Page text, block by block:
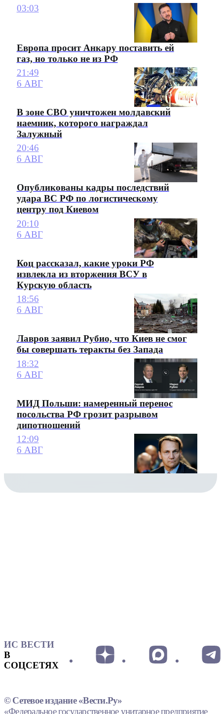
03:03
Европа просит Анкару поставить ей
газ, но только не из РФ
21:49
6 АВГ
В зоне СВО уничтожен молдавский
наемник, которого награждал
Залужный
20:46
6 АВГ
Опубликованы кадры последствий
удара ВС РФ по логистическому
центру под Киевом
20:10
6 АВГ
Коц рассказал, какие уроки РФ
извлекла из вторжения ВСУ в
Курскую область
18:56
6 АВГ
Лавров заявил Рубио, что Киев не смог
бы совершать теракты без Запада
18:32
6 АВГ
МИД Польши: намеренный перенос
посольства РФ грозит разрывом
дипотношений
12:09
6 АВГ
ИС ВЕСТИ
В
СОЦСЕТЯХ
© Сетевое издание «Вести.Ру»
«Федеральное государственное унитарное предприятие